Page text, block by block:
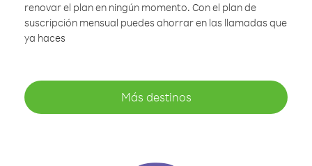
renovar el plan en ningún momento. Con el plan de
suscripción mensual puedes ahorrar en las llamadas que
ya haces
Más destinos